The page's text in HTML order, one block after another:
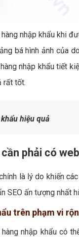
nhập khẩu khi
bá hình ảnh của
nhập khẩu tiết
rất tốt.
hiệu quả
phải có
là lý do khiến
SEO ấn tượng nhất
trên phạm vi
nhập khẩu có